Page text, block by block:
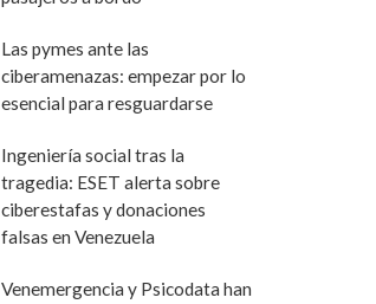
Las pymes ante las
ciberamenazas: empezar por lo
esencial para resguardarse
Ingeniería social tras la
tragedia: ESET alerta sobre
ciberestafas y donaciones
falsas en Venezuela
Venemergencia y Psicodata han